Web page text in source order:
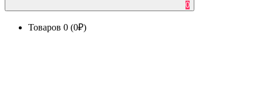
0
Товаров 0 (0₽)